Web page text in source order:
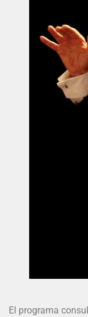
El programa